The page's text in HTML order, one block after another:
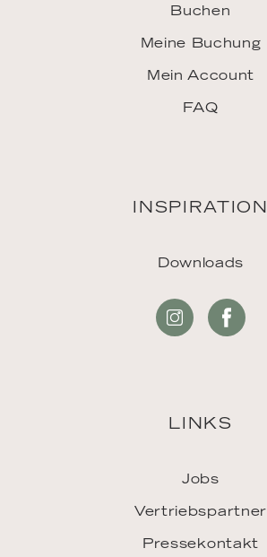
Buchen
Meine Buchung
Mein Account
FAQ
INSPIRATION
Downloads
LINKS
Jobs
Vertriebspartner
Pressekontakt